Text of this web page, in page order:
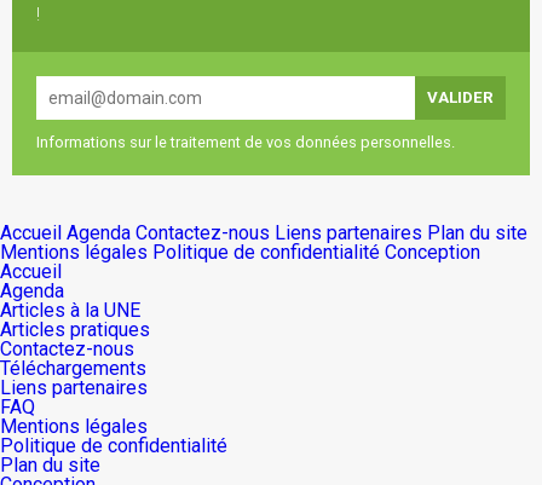
!
Informations sur le traitement de vos données personnelles.
Accueil Agenda Contactez-nous Liens partenaires Plan du site
Mentions légales Politique de confidentialité Conception
Accueil
Agenda
Articles à la UNE
Articles pratiques
Contactez-nous
Téléchargements
Liens partenaires
FAQ
Mentions légales
Politique de confidentialité
Plan du site